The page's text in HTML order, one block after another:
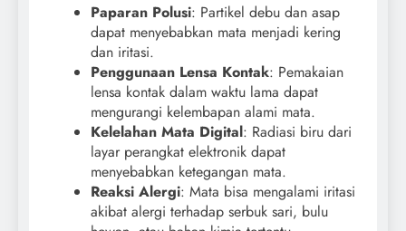
Paparan Polusi: Partikel debu dan asap
dapat menyebabkan mata menjadi kering
dan iritasi.
Penggunaan Lensa Kontak: Pemakaian
lensa kontak dalam waktu lama dapat
mengurangi kelembapan alami mata.
Kelelahan Mata Digital: Radiasi biru dari
layar perangkat elektronik dapat
menyebabkan ketegangan mata.
Reaksi Alergi: Mata bisa mengalami iritasi
akibat alergi terhadap serbuk sari, bulu